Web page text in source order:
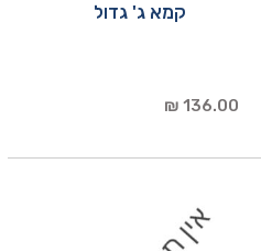
קמא ג' גדול
136.00 ₪